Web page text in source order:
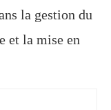
la gestion du
et la mise en